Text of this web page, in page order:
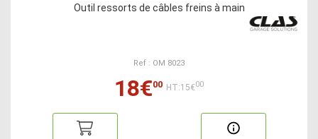
Outil ressorts de câbles freins à main
Ref : OM 8023
18€00 HT:15€00